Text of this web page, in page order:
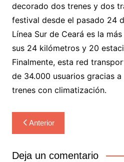
decorado dos trenes y dos
festival desde el pasado 24
Línea Sur de Ceará es la
sus 24 kilómetros y 20
Finalmente, esta red
de 34.000 usuarios gracias
trenes con climatización.
Navegación
de
entradas
Anterior
Deja un comentario